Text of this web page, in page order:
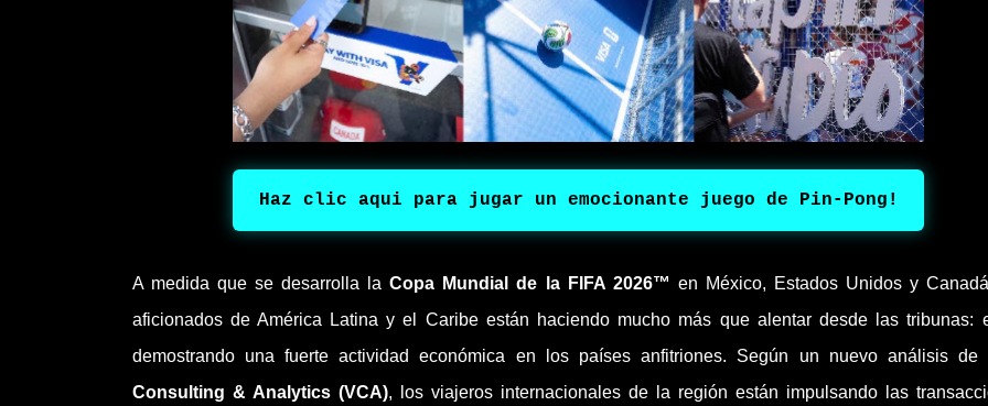
Haz clic aqui para jugar un emocionante juego de Pin-Pong!
A medida que se desarrolla laCopa Mundial de la FIFA 2026™ en México, Estados Unidos y
aficionados de América Latina y el Caribe están haciendo mucho más que alentar desde las tribunas:
demostrando una fuerte actividad económica en los países anfitriones. Según un nuevo análisis de
Consulting & Analytics (VCA), los viajeros internacionales de la región están impulsando las